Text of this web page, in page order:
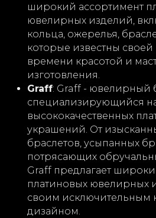
широкий ассортимент
ювелирных изделий,
кольца, ожерелья,
которые известны
времени красотой и
изготовления.
Graff: Graff - ювелирный
специализирующийся
высококачественных
украшений. От
браслетов, усыпанных
потрясающих
Graff предлагает
платиновых ювелирных
своим исключительным
дизайном.